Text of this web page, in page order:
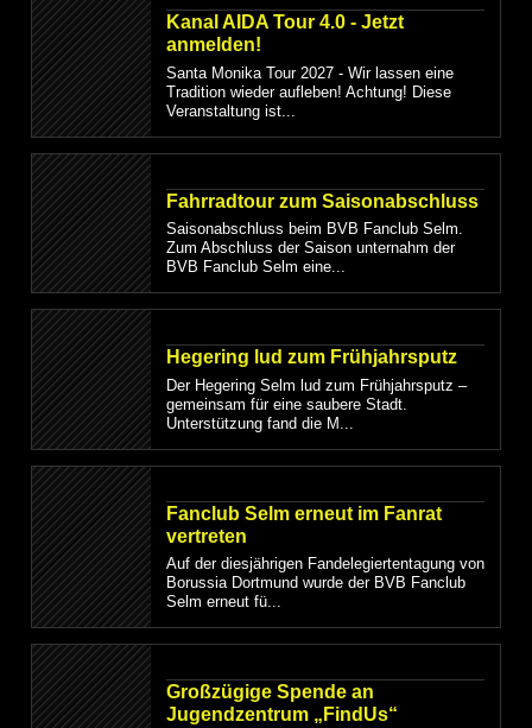
Kanal AIDA Tour 4.0 - Jetzt
anmelden!
Santa Monika Tour 2027 - Wir lassen eine
Tradition wieder aufleben! Achtung! Diese
Veranstaltung ist...
Fahrradtour zum Saisonabschluss
Saisonabschluss beim BVB Fanclub Selm.
Zum Abschluss der Saison unternahm der
BVB Fanclub Selm eine...
Hegering lud zum Frühjahrsputz
Der Hegering Selm lud zum Frühjahrsputz –
gemeinsam für eine saubere Stadt.
Unterstützung fand die M...
Fanclub Selm erneut im Fanrat
vertreten
Auf der diesjährigen Fandelegiertentagung von
Borussia Dortmund wurde der BVB Fanclub
Selm erneut fü...
Großzügige Spende an
Jugendzentrum „FindUs“